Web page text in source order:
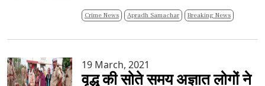
Crime News Apradh Samachar Breaking News
19 March, 2021
वृद्ध की सोते समय अज्ञात लोगों ने